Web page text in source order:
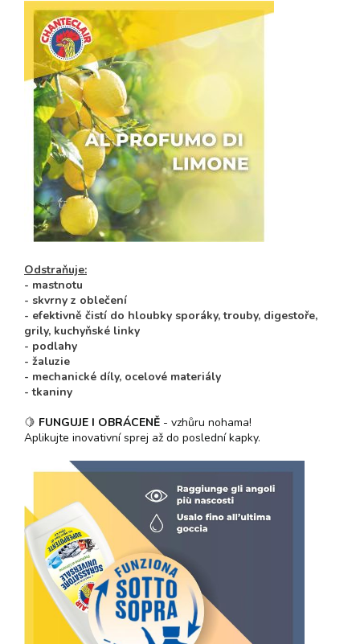
Odstraňuje:
- mastnotu
- skvrny z oblečení
- efektivně čistí do hloubky sporáky, trouby, digestoře,
grily, kuchyňské linky
- podlahy
- žaluzie
- mechanické díly, ocelové materiály
- tkaniny
🍋 FUNGUJE I OBRÁCENĚ - vzhůru nohama!
Aplikujte inovativní sprej až do poslední kapky.